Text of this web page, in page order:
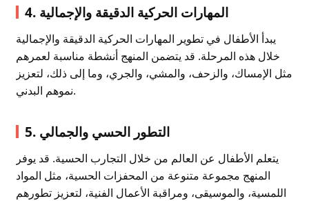
4. المهارات الحركية الدقيقة والإجمالية
يبدأ الأطفال في تطوير المهارات الحركية الدقيقة والإجمالية
خلال هذه المرحلة. قد يتضمن المنهج أنشطة مناسبة لعمرهم
مثل الإمساك، والزحف، والمشي، والجري، وما إلى ذلك، لتعزيز
نموهم البدني.
5. التطور الحسي والجمالي
يتعلم الأطفال عن العالم من خلال التجارب الحسية. قد يوفر
المنهج مجموعة متنوعة من المحفزات الحسية، مثل المواد
اللمسية، والموسيقى، ومراقبة الأعمال الفنية، لتعزيز تطورهم